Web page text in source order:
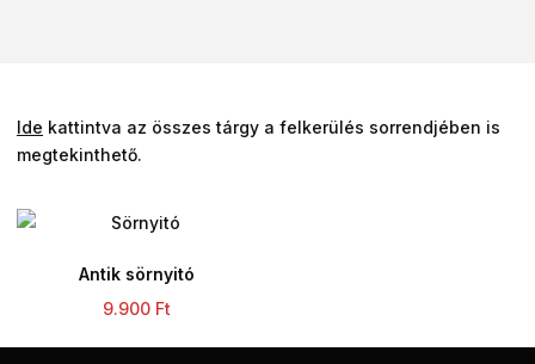
Ide kattintva az összes tárgy a felkerülés sorrendjében is
megtekinthető.
Antik sörnyitó
9.900 Ft